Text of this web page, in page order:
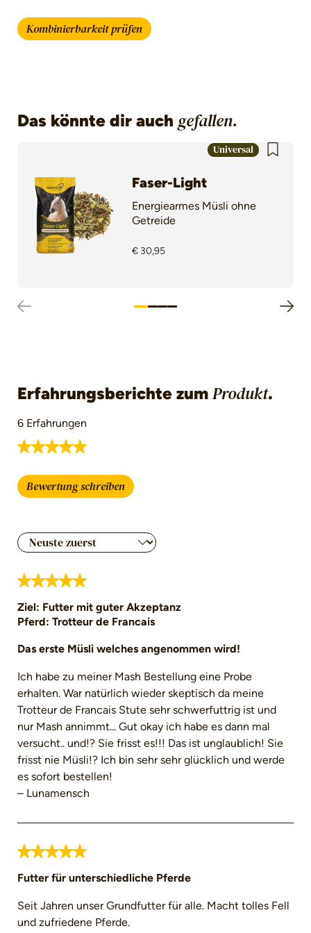
Kombinierbarkeit prüfen
Das könnte dir auch gefallen.
Universal
Faser-Light
Energiearmes Müsli ohne
Getreide
€ 30,95
Erfahrungsberichte zum Produkt.
6 Erfahrungen
Durchschnittliche Bewertung von 5 von 5
Bewertung schreiben
Bewertung mit 5 von 5 Sternen
Ziel: Futter mit guter Akzeptanz
Pferd: Trotteur de Francais
Das erste Müsli welches angenommen wird!
Ich habe zu meiner Mash Bestellung eine Probe
erhalten. War natürlich wieder skeptisch da meine
Trotteur de Francais Stute sehr schwerfuttrig ist und
nur Mash annimmt... Gut okay ich habe es dann mal
versucht.. und!? Sie frisst es!!! Das ist unglaublich! Sie
frisst nie Müsli!? Ich bin sehr sehr glücklich und werde
es sofort bestellen!
– Lunamensch
Bewertung mit 5 von 5 Sternen
Futter für unterschiedliche Pferde
Seit Jahren unser Grundfutter für alle. Macht tolles Fell
und zufriedene Pferde.